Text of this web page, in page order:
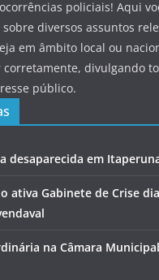
policiais! Aqui
diversos assuntos
em âmbito local ou
divulgando
público.
desaparecida em
ativa Gabinete de Crise
na Câmara